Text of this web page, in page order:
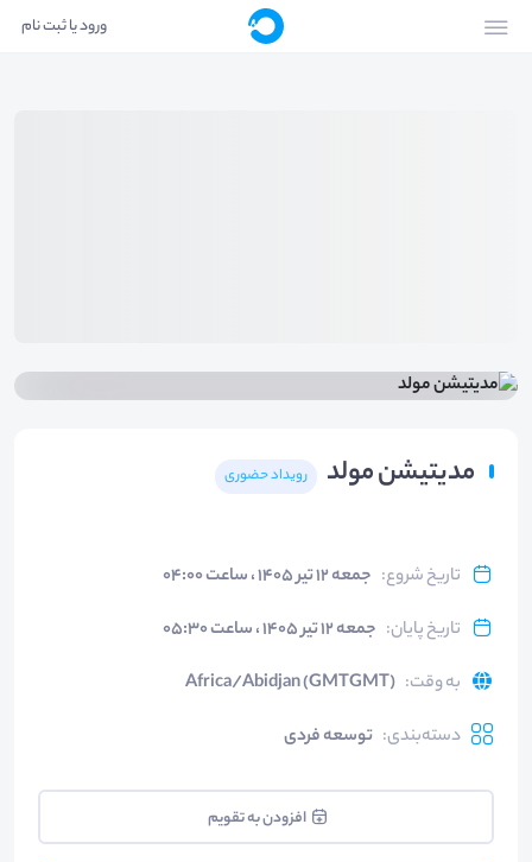
ورود یا ثبت نام
مدیتیشن مولد رویداد حضوری
تاریخ شروع: جمعه ۱۲ تیر ۱۴۰۵ ، ساعت ۰۴:۰۰
تاریخ پایان: جمعه ۱۲ تیر ۱۴۰۵ ، ساعت ۰۵:۳۰
به وقت:
Africa/Abidjan (GMTGMT)
دسته‌بندی: توسعه فردی
افزودن به تقویم